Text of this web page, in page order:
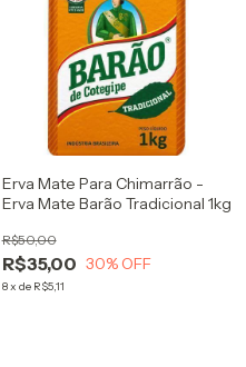
Erva Mate Para Chimarrão -
Erva Mate Barão Tradicional 1kg
R$35,00
R$50,00
30% OFF
8x de R$5,11